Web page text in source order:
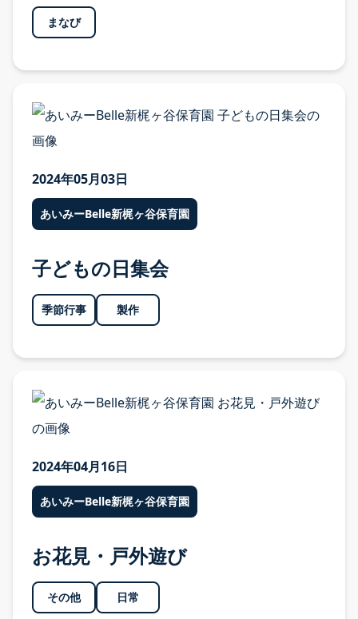
お知らせ TOP
あいみー高津保育園
あいみー南加瀬保育園
あいみーBelle鹿島田保育園
あいみー梶ヶ谷保育園
本部
まなび
2024年05月03日
あいみーBelle新梶ヶ谷保育園
子どもの日集会
季節行事 製作
2024年04月16日
あいみーBelle新梶ヶ谷保育園
お花見・戸外遊び
その他 日常